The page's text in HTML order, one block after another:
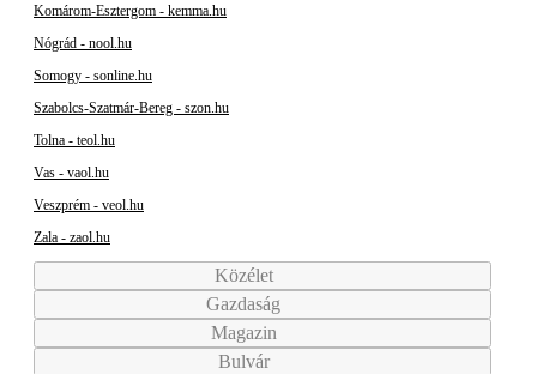
Komárom-Esztergom - kemma.hu
Nógrád - nool.hu
Somogy - sonline.hu
Szabolcs-Szatmár-Bereg - szon.hu
Tolna - teol.hu
Vas - vaol.hu
Veszprém - veol.hu
Zala - zaol.hu
Közélet
Gazdaság
Magazin
Bulvár